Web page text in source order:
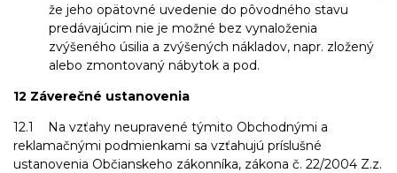
že jeho opätovné uvedenie do pôvodného stavu
predávajúcim nie je možné bez vynaloženia
zvýšeného úsilia a zvýšených nákladov, napr. zložený
alebo zmontovaný nábytok a pod.
12 Záverečné ustanovenia
12.1 Na vzťahy neupravené týmito Obchodnými a
reklamačnými podmienkami sa vzťahujú príslušné
ustanovenia Občianskeho zákonníka, zákona č. 22/2004 Z.z.